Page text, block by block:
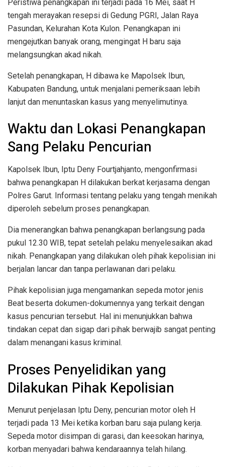
Peristiwa penangkapan ini terjadi pada 16 Mei, saat H
tengah merayakan resepsi di Gedung PGRI, Jalan Raya
Pasundan, Kelurahan Kota Kulon. Penangkapan ini
mengejutkan banyak orang, mengingat H baru saja
melangsungkan akad nikah.
Setelah penangkapan, H dibawa ke Mapolsek Ibun,
Kabupaten Bandung, untuk menjalani pemeriksaan lebih
lanjut dan menuntaskan kasus yang menyelimutinya.
Waktu dan Lokasi Penangkapan
Sang Pelaku Pencurian
Kapolsek Ibun, Iptu Deny Fourtjahjanto, mengonfirmasi
bahwa penangkapan H dilakukan berkat kerjasama dengan
Polres Garut. Informasi tentang pelaku yang tengah menikah
diperoleh sebelum proses penangkapan.
Dia menerangkan bahwa penangkapan berlangsung pada
pukul 12.30 WIB, tepat setelah pelaku menyelesaikan akad
nikah. Penangkapan yang dilakukan oleh pihak kepolisian ini
berjalan lancar dan tanpa perlawanan dari pelaku.
Pihak kepolisian juga mengamankan sepeda motor jenis
Beat beserta dokumen-dokumennya yang terkait dengan
kasus pencurian tersebut. Hal ini menunjukkan bahwa
tindakan cepat dan sigap dari pihak berwajib sangat penting
dalam menangani kasus kriminal.
Proses Penyelidikan yang
Dilakukan Pihak Kepolisian
Menurut penjelasan Iptu Deny, pencurian motor oleh H
terjadi pada 13 Mei ketika korban baru saja pulang kerja.
Sepeda motor disimpan di garasi, dan keesokan harinya,
korban menyadari bahwa kendaraannya telah hilang.